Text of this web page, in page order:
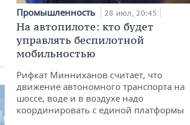
Промышленность 28 июл, 20:45
На автопилоте: кто будет
управлять беспилотной
мобильностью
Рифкат Минниханов считает, что
движение автономного транспорта на
шоссе, воде и в воздухе надо
координировать с единой платформы